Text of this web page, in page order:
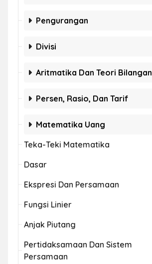
Pengurangan
Divisi
Aritmatika Dan Teori Bilangan
Persen, Rasio, Dan Tarif
Matematika Uang
Teka-Teki Matematika
Dasar
Ekspresi Dan Persamaan
Fungsi Linier
Anjak Piutang
Pertidaksamaan Dan Sistem
Persamaan